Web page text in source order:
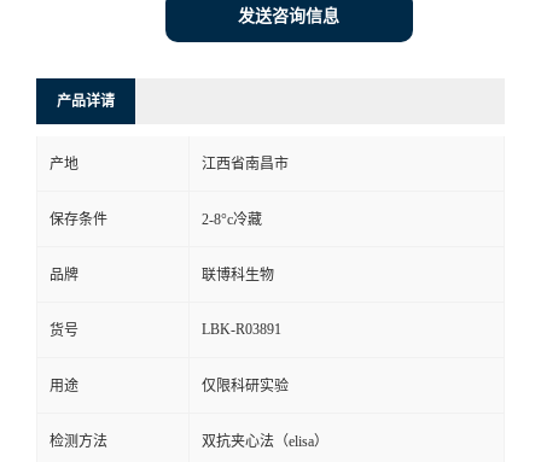
发送咨询信息
产品详请
产地 江西省南昌市
保存条件 2-8°c冷藏
品牌 联博科生物
货号 LBK-R03891
用途 仅限科研实验
检测方法 双抗夹心法（elisa）